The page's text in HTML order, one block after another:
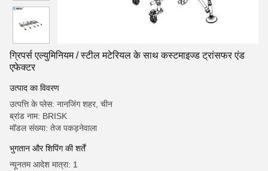
ग्रिपर्स एल्युमिनियम / स्टील मटेरियल के साथ कस्टमाइज्ड ट्रांसफर एंड
एफेक्टर
उत्पाद का विवरण
उत्पत्ति के प्लेस: नानजिंग शहर, चीन
ब्रांड नाम: BRISK
मॉडल संख्या: तेज पकड़नेवाला
भुगतान और शिपिंग की शर्तें
न्यूनतम आदेश मात्रा: 1